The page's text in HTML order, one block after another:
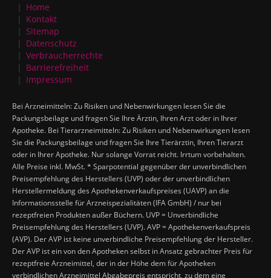
Home
Kontakt
Sitemap
Datenschutz
Verbraucherrechte
Barrierefreiheit
Impressum
Bei Arzneimitteln: Zu Risiken und Nebenwirkungen lesen Sie die
Packungsbeilage und fragen Sie Ihre Ärztin, Ihren Arzt oder in Ihrer
Apotheke. Bei Tierarzneimitteln: Zu Risiken und Nebenwirkungen lesen
Sie die Packungsbeilage und fragen Sie Ihre Tierärztin, Ihren Tierarzt
oder in Ihrer Apotheke. Nur solange Vorrat reicht. Irrtum vorbehalten.
Alle Preise inkl. MwSt. * Sparpotential gegenüber der unverbindlichen
Preisempfehlung des Herstellers (UVP) oder der unverbindlichen
Herstellermeldung des Apothekenverkaufspreises (UAVP) an die
Informationsstelle für Arzneispezialitäten (IFA GmbH) / nur bei
rezeptfreien Produkten außer Büchern. UVP = Unverbindliche
Preisempfehlung des Herstellers (UVP). AVP = Apothekenverkaufspreis
(AVP). Der AVP ist keine unverbindliche Preisempfehlung der Hersteller.
Der AVP ist ein von den Apotheken selbst in Ansatz gebrachter Preis für
rezeptfreie Arzneimittel, der in der Höhe dem für Apotheken
verbindlichen Arzneimittel Abgabepreis entspricht, zu dem eine